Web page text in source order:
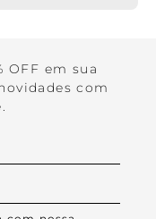
OFF em sua
com